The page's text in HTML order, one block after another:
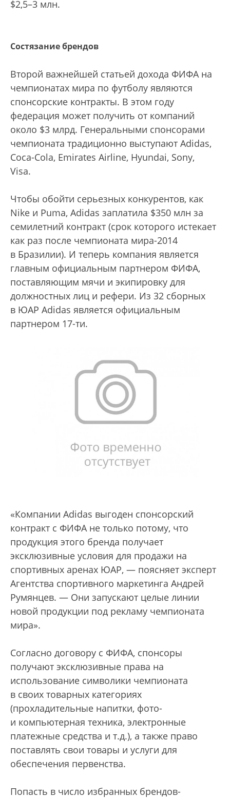
$2,5–3 млн.
Состязание брендов
Второй важнейшей статьей дохода ФИФА на
чемпионатах мира по футболу являются
спонсорские контракты. В этом году
федерация может получить от компаний
около $3 млрд. Генеральными спонсорами
чемпионата традиционно выступают Adidas,
Coca-Cola, Emirates Airline, Hyundai, Sony,
Visa.
Чтобы обойти серьезных конкурентов, как
Nike и Puma, Adidas заплатила $350 млн за
семилетний контракт (срок которого истекает
как раз после чемпионата мира-2014
в Бразилии). И теперь компания является
главным официальным партнером ФИФА,
поставляющим мячи и экипировку для
должностных лиц и рефери. Из 32 сборных
в ЮАР Adidas является официальным
партнером 17-ти.
«Компании Adidas выгоден спонсорский
контракт с ФИФА не только потому, что
продукция этого бренда получает
эксклюзивные условия для продажи на
спортивных аренах ЮАР, — поясняет эксперт
Агентства спортивного маркетинга Андрей
Румянцев. — Они запускают целые линии
новой продукции под рекламу чемпионата
мира».
Согласно договору с ФИФА, спонсоры
получают эксклюзивные права на
использование символики чемпионата
в своих товарных категориях
(прохладительные напитки, фото-
и компьютерная техника, электронные
платежные средства и т.д.), а также право
поставлять свои товары и услуги для
обеспечения первенства.
Попасть в число избранных брендов-